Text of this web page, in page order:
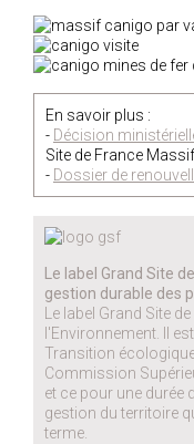
En savoir plus :
- Décision
Site de France
- Dossier de
Le label Grand Site
gestion durable des
Le label Grand Site
l'Environnement. Il
Transition
Commission
et ce pour une durée
gestion du territoire
terme.